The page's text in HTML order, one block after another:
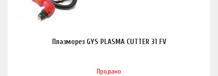
Плазморез GYS PLASMA CUTTER 31 FV
Продано